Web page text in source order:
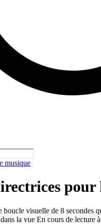
musique
pour
boucle visuelle de 8 secondes
la vue En cours de lecture